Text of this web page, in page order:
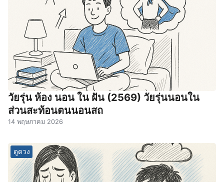
วัยรุ่น ห้อง นอน ใน ฝัน (2569) วัยรุ่นนอนใน
ส่วนสะท้อนตนนอนสถ
14 พฤษภาคม 2026
ดูดวง